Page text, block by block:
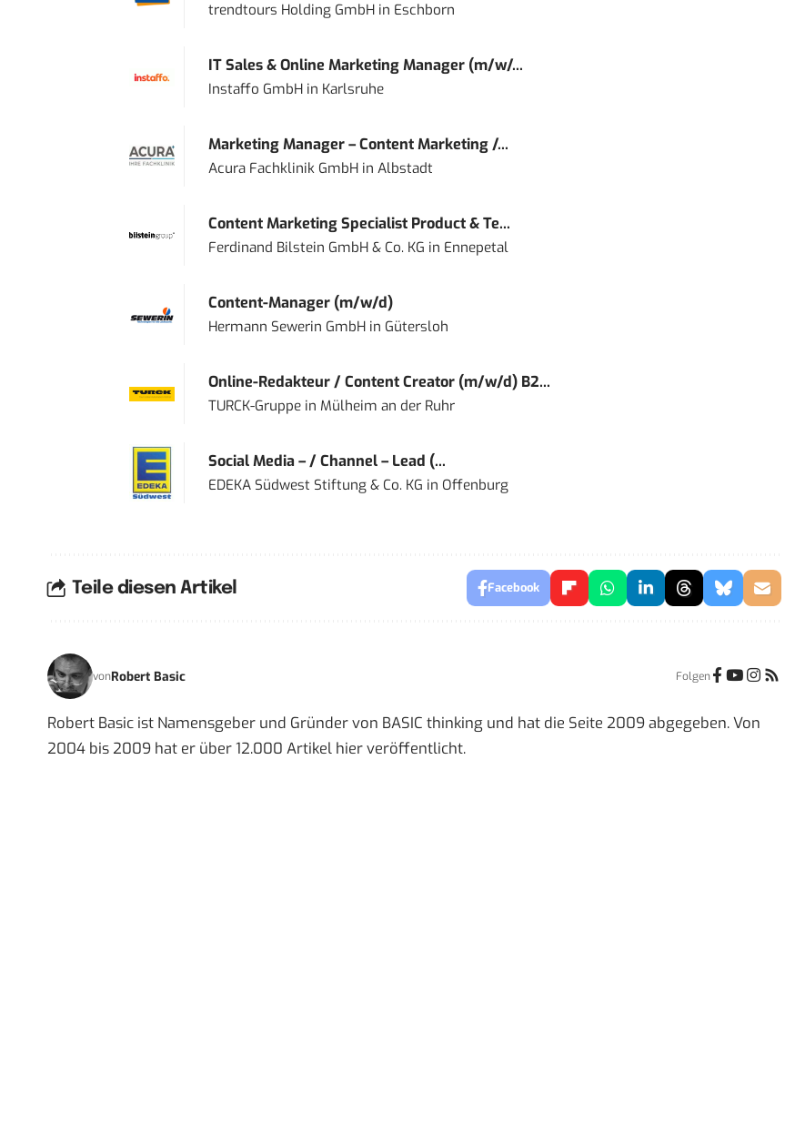
trendtours Holding GmbHin Eschborn
IT Sales & Online Marketing Manager (m/w/...
Instaffo GmbHin Karlsruhe
Marketing Manager – Content Marketing /...
Acura Fachklinik GmbHin Albstadt
Content Marketing Specialist Product & Te...
Ferdinand Bilstein GmbH & Co. KG in Ennepetal
Content-Manager (m/w/d)
Hermann Sewerin GmbHin Gütersloh
Online-Redakteur / Content Creator (m/w/d) B2...
TURCK-Gruppein Mülheim an der Ruhr
Social Media – / Channel – Lead (...
EDEKA Südwest Stiftung & Co. KG in Offenburg
Teile diesen Artikel Facebook
vonRobert Basic Folgen
Robert Basic ist Namensgeber und Gründer von BASIC thinking und hat die Seite 2009 abgegeben. Von
2004 bis 2009 hat er über 12.000 Artikel hier veröffentlicht.